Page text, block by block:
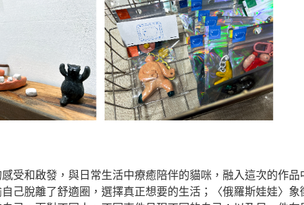
受和啟發，與日常生活中療癒陪伴的貓咪，融入這次的作品
己脫離了舒適圈，選擇真正想要的生活；〈俄羅斯娃娃〉象